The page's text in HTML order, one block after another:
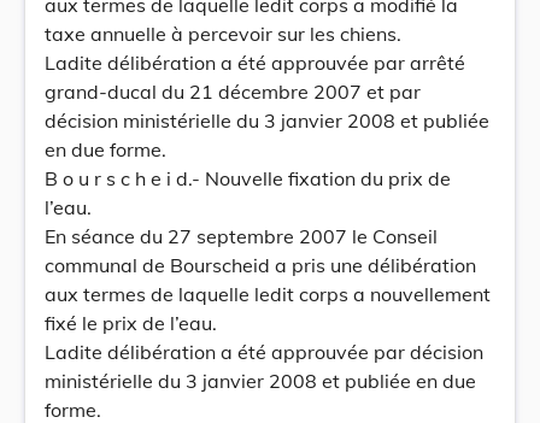
aux termes de laquelle ledit corps a modifié la
taxe annuelle à percevoir sur les chiens.
Ladite délibération a été approuvée par arrêté
grand-ducal du 21 décembre 2007 et par
décision ministérielle du 3 janvier 2008 et publiée
en due forme.
B o u r s c h e i d.- Nouvelle fixation du prix de
l’eau.
En séance du 27 septembre 2007 le Conseil
communal de Bourscheid a pris une délibération
aux termes de laquelle ledit corps a nouvellement
fixé le prix de l’eau.
Ladite délibération a été approuvée par décision
ministérielle du 3 janvier 2008 et publiée en due
forme.